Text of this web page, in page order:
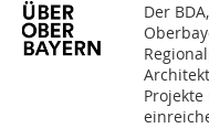
Der